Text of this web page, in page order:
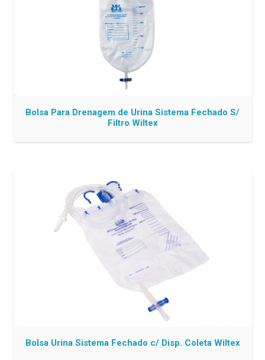
Bolsa Para Drenagem de Urina Sistema Fechado S/
Filtro Wiltex
Bolsa Urina Sistema Fechado c/ Disp. Coleta Wiltex